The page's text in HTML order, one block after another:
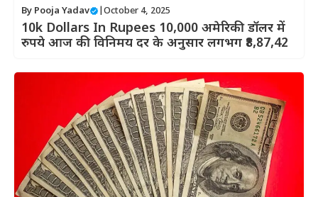
By Pooja Yadav October 4, 2025
10k Dollars In Rupees 10,000 अमेरिकी डॉलर में
रुपये आज की विनिमय दर के अनुसार लगभग ₹8,87,42